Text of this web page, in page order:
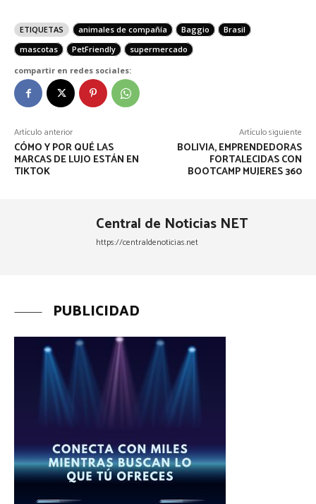
ETIQUETAS animales de compañía Baggio
Brasil
mascotas
PetFriendly
supermercado
compartir en redes sociales:
Artículo anterior
CÓMO Y POR QUÉ LAS
MARCAS DE LUJO ESTÁN EN
TIKTOK
Artículo siguiente
BOLIVIA, EMPRENDEDORAS
FORTALECIDAS CON
BOOTCAMP MUJERES 360
Central de Noticias NET
https://centraldenoticias.net
PUBLICIDAD